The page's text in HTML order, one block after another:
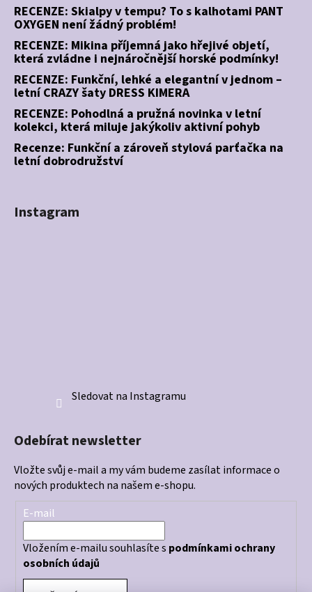
RECENZE: Skialpy v tempu? To s kalhotami PANT
OXYGEN není žádný problém!
RECENZE: Mikina příjemná jako hřejivé objetí,
která zvládne i nejnáročnější horské podmínky!
RECENZE: Funkční, lehké a elegantní v jednom –
letní CRAZY šaty DRESS KIMERA
RECENZE: Pohodlná a pružná novinka v letní
kolekci, která miluje jakýkoliv aktivní pohyb
Recenze: Funkční a zároveň stylová parťačka na
letní dobrodružství
Instagram
Sledovat na Instagramu
Odebírat newsletter
Vložte svůj e-mail a my vám budeme zasílat informace o
nových produktech na našem e-shopu.
E-mail
Vložením e-mailu souhlasíte s podmínkami ochrany
osobních údajů